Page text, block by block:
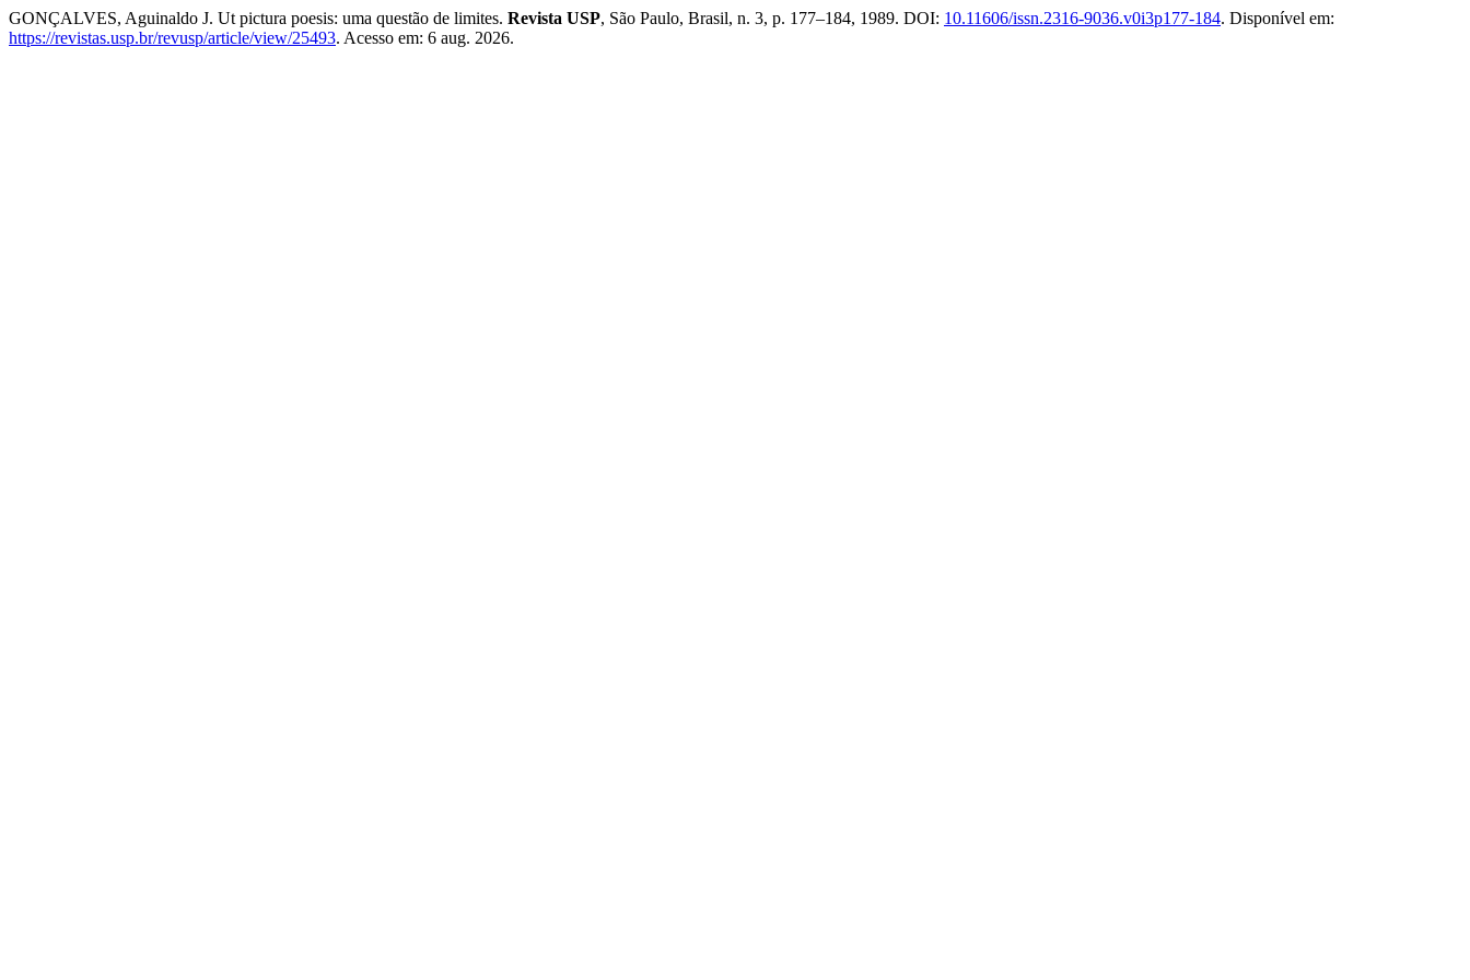
GONÇALVES, Aguinaldo J. Ut pictura poesis: uma questão de limites. Revista USP, São Paulo, Brasil, n. 3, p. 177–184, 1989. DOI: 10.11606/issn.2316-9036.v0i3p177-184. Disponível em:
https://revistas.usp.br/revusp/article/view/25493. Acesso em: 6 aug. 2026.